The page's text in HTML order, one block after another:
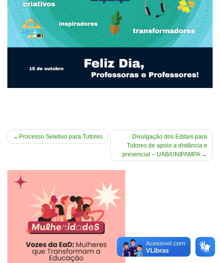
Navegação
Processo Seletivo para Tutores
Divulgação dos Editais para
Tutores de apoio a distância e
presencial – UAB/UNIPAMPA